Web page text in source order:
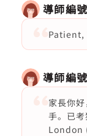
導師編號
Patient,
導師編號
家長你
手。已
London